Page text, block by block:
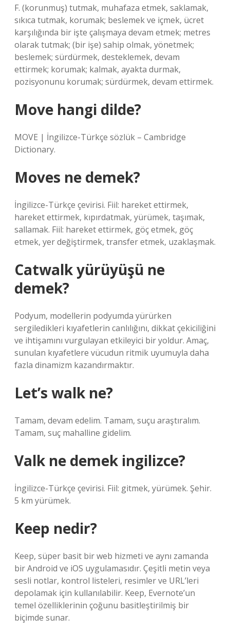
F. (korunmuş) tutmak, muhafaza etmek, saklamak,
sıkıca tutmak, korumak; beslemek ve içmek, ücret
karşılığında bir işte çalışmaya devam etmek; metres
olarak tutmak; (bir işe) sahip olmak, yönetmek;
beslemek; sürdürmek, desteklemek, devam
ettirmek; korumak; kalmak, ayakta durmak,
pozisyonunu korumak; sürdürmek, devam ettirmek.
Move hangi dilde?
MOVE | İngilizce-Türkçe sözlük – Cambridge
Dictionary.
Moves ne demek?
İngilizce-Türkçe çevirisi. Fiil: hareket ettirmek,
hareket ettirmek, kıpırdatmak, yürümek, taşımak,
sallamak. Fiil: hareket ettirmek, göç etmek, göç
etmek, yer değiştirmek, transfer etmek, uzaklaşmak.
Catwalk yürüyüşü ne
demek?
Podyum, modellerin podyumda yürürken
sergiledikleri kıyafetlerin canlılığını, dikkat çekiciliğini
ve ihtişamını vurgulayan etkileyici bir yoldur. Amaç,
sunulan kıyafetlere vücudun ritmik uyumuyla daha
fazla dinamizm kazandırmaktır.
Let’s walk ne?
Tamam, devam edelim. Tamam, suçu araştıralım.
Tamam, suç mahalline gidelim.
Valk ne demek ingilizce?
İngilizce-Türkçe çevirisi. Fiil: gitmek, yürümek. Şehir.
5 km yürümek.
Keep nedir?
Keep, süper basit bir web hizmeti ve aynı zamanda
bir Android ve iOS uygulamasıdır. Çeşitli metin veya
sesli notlar, kontrol listeleri, resimler ve URL’leri
depolamak için kullanılabilir. Keep, Evernote’un
temel özelliklerinin çoğunu basitleştirilmiş bir
biçimde sunar.